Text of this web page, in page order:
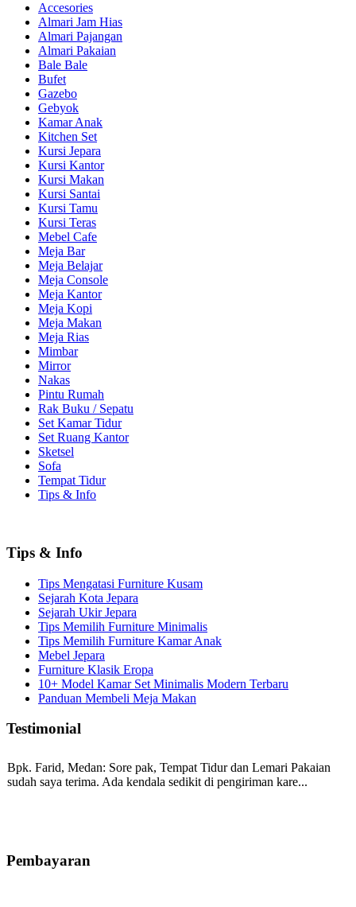
Accesories
Almari Jam Hias
Almari Pajangan
Almari Pakaian
Bale Bale
Bufet
Gazebo
Gebyok
Kamar Anak
Kitchen Set
Kursi Jepara
Kursi Kantor
Kursi Makan
Kursi Santai
Kursi Tamu
Kursi Teras
Mebel Cafe
Meja Bar
Meja Belajar
Meja Console
Meja Kantor
Meja Kopi
Meja Makan
Meja Rias
Mimbar
Mirror
Nakas
Pintu Rumah
Rak Buku / Sepatu
Set Kamar Tidur
Set Ruang Kantor
Sketsel
Sofa
Tempat Tidur
Tips & Info
Tips & Info
Tips Mengatasi Furniture Kusam
Sejarah Kota Jepara
Sejarah Ukir Jepara
Tips Memilih Furniture Minimalis
Tips Memilih Furniture Kamar Anak
Mebel Jepara
Furniture Klasik Eropa
10+ Model Kamar Set Minimalis Modern Terbaru
Panduan Membeli Meja Makan
Testimonial
Bpk. Farid, Medan: Sore pak, Tempat Tidur dan Lemari Pakaian
sudah saya terima. Ada kendala sedikit di pengiriman kare...
bale2 dan kursi teras saya sudah saya terima dan p...
Pembayaran